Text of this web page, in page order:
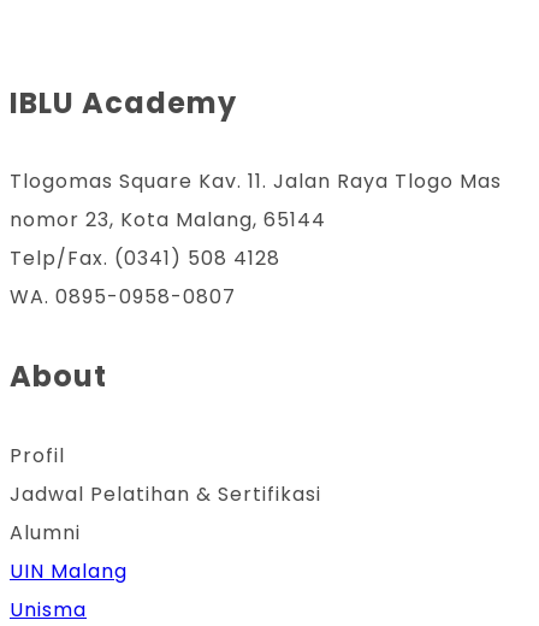
IBLU Academy
Tlogomas Square Kav. 11. Jalan Raya Tlogo Mas
nomor 23, Kota Malang, 65144
Telp/Fax. (0341) 508 4128
WA. 0895-0958-0807
About
Profil
Jadwal Pelatihan & Sertifikasi
Alumni
UIN Malang
Unisma